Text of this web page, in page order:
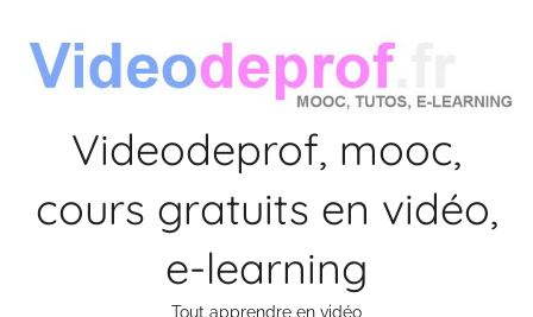
contenu
Videodeprof, mooc,
cours gratuits en vidéo,
e-learning
Tout apprendre en vidéo